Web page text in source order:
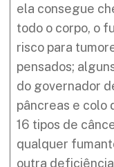
ela consegue
todo o corpo, o
risco para
pensados;
do governador
pâncreas e colo
16 tipos de
qualquer
outra